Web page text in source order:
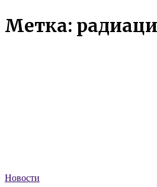
Метка:
Новости